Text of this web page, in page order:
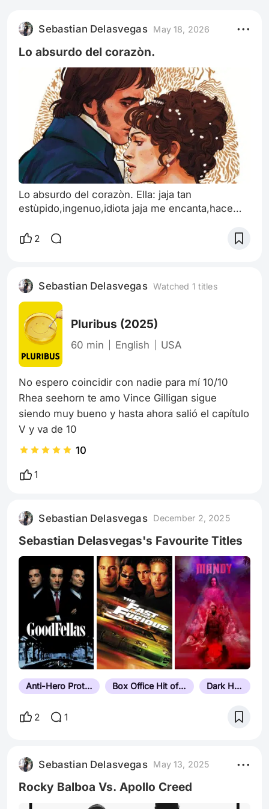
Sebastian Delasvegas May 18, 2026
Lo absurdo del corazòn.
Lo absurdo del corazòn. Ella: jaja tan
estùpido,ingenuo,idiota jaja me encanta,hace
voy a hacer que jamàs se olvide de mi jaja hasta
hermosa.Desde que la conocì me olvidè de su
rostro pero no de su voz y sus ojos y mirà lo
poètica que es para escribir,me asusta pero
2
Sebastian Delasvegas Watched 1 titles
Pluribus (2025)
60 min English USA
No espero coincidir con nadie para mí 10/10
Rhea seehorn te amo Vince Gilligan sigue
siendo muy bueno y hasta ahora salió el capítulo
V y va de 10
10
1
Sebastian Delasvegas December 2, 2025
Sebastian Delasvegas's Favourite Titles
Anti-Hero Protagonist Box Office Hit of Its Year Dark Humor
2 1
Sebastian Delasvegas May 13, 2025
Rocky Balboa Vs. Apollo Creed